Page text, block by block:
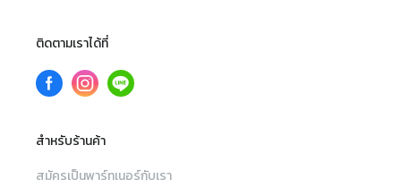
ติดตามเราได้ที่
สำหรับร้านค้า
สมัครเป็นพาร์ทเนอร์กับเรา